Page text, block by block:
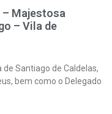
Majestosa
– Vila de
Santiago de Caldelas,
bem como o Delegado